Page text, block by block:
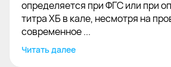
определяется при ФГС или при
титра ХБ в кале, несмотря на
современное ...
Читать далее